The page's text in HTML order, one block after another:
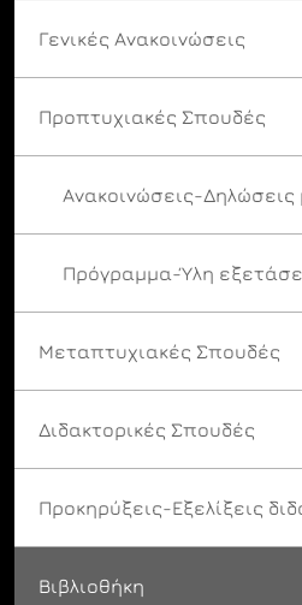
Γενικές Ανακοινώσεις
Προπτυχιακές Σπουδές
Ανακοινώσεις-
Πρόγραμμα-Ύλη
Μεταπτυχιακές Σπουδές
Διδακτορικές Σπουδές
Προκηρύξεις-Εξελίξεις
Βιβλιοθήκη